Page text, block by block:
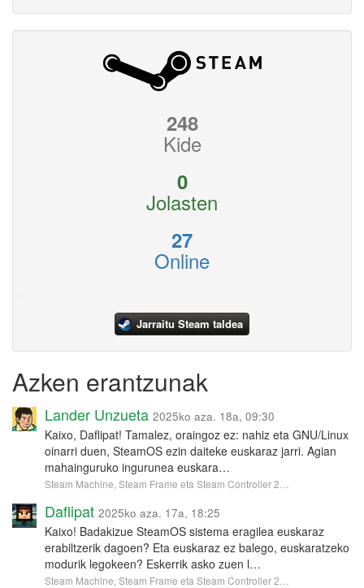
248
Kide
0
Jolasten
27
Online
Jarraitu Steam taldea
Azken erantzunak
Lander Unzueta 2025ko aza. 18a, 09:30
Kaixo, Daflipat! Tamalez, oraingoz ez: nahiz eta GNU/Linux
oinarri duen, SteamOS ezin daiteke euskaraz jarri. Agian
mahainguruko ingurunea euskara…
Steam Machine, Steam Frame eta Steam Controller 2…
Daflipat 2025ko aza. 17a, 18:25
Kaixo! Badakizue SteamOS sistema eragilea euskaraz
erabiltzerik dagoen? Eta euskaraz ez balego, euskaratzeko
modurik legokeen? Eskerrik asko zuen l…
Steam Machine, Steam Frame eta Steam Controller 2…